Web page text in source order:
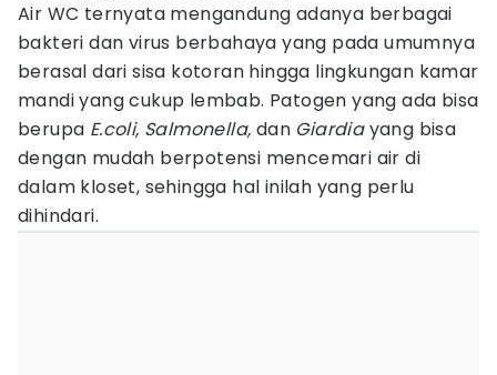
Air WC ternyata mengandung adanya berbagai
bakteri dan virus berbahaya yang pada umumnya
berasal dari sisa kotoran hingga lingkungan kamar
mandi yang cukup lembab. Patogen yang ada bisa
berupa E.coli, Salmonella, dan Giardiayang bisa
dengan mudah berpotensi mencemari air di
dalam kloset, sehingga hal inilah yang perlu
dihindari.